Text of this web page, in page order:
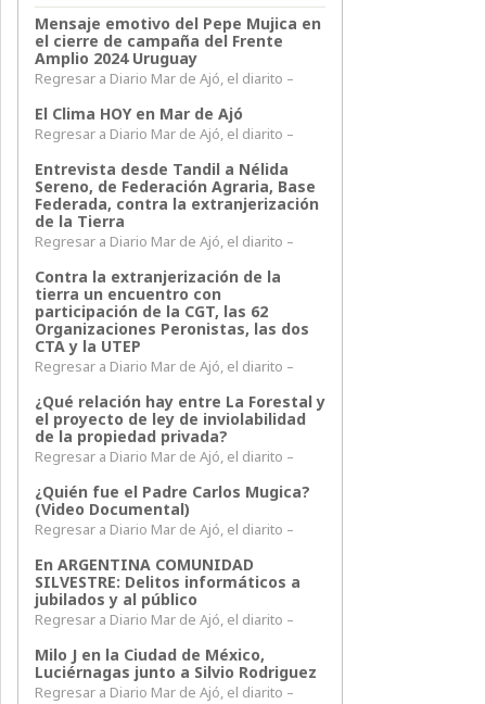
Mensaje emotivo del Pepe Mujica en
el cierre de campaña del Frente
Amplio 2024 Uruguay
Regresar a Diario Mar de Ajó, el diarito –
El Clima HOY en Mar de Ajó
Regresar a Diario Mar de Ajó, el diarito –
Entrevista desde Tandil a Nélida
Sereno, de Federación Agraria, Base
Federada, contra la extranjerización
de la Tierra
Regresar a Diario Mar de Ajó, el diarito –
Contra la extranjerización de la
tierra un encuentro con
participación de la CGT, las 62
Organizaciones Peronistas, las dos
CTA y la UTEP
Regresar a Diario Mar de Ajó, el diarito –
¿Qué relación hay entre La Forestal y
el proyecto de ley de inviolabilidad
de la propiedad privada?
Regresar a Diario Mar de Ajó, el diarito –
¿Quién fue el Padre Carlos Mugica?
(Video Documental)
Regresar a Diario Mar de Ajó, el diarito –
En ARGENTINA COMUNIDAD
SILVESTRE: Delitos informáticos a
jubilados y al público
Regresar a Diario Mar de Ajó, el diarito –
Milo J en la Ciudad de México,
Luciérnagas junto a Silvio Rodriguez
Regresar a Diario Mar de Ajó, el diarito –